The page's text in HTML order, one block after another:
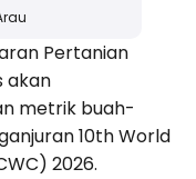
Pertanian
akan
metrik buah-
10th World
2026.